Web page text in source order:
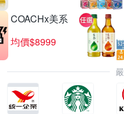
COACHx美系
均價$8999